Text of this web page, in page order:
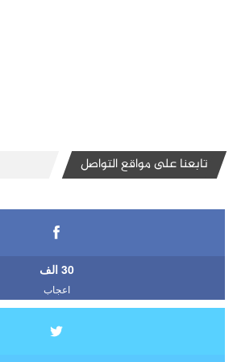
تابعنا على مواقع التواصل
30 الف
اعجاب